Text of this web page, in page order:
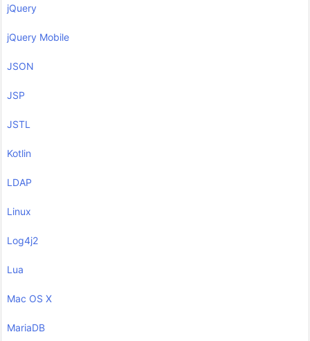
jQuery
jQuery Mobile
JSON
JSP
JSTL
Kotlin
LDAP
Linux
Log4j2
Lua
Mac OS X
MariaDB